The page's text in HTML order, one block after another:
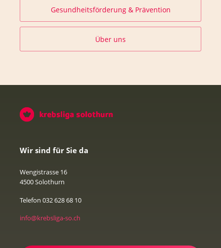
Gesundheitsförderung & Prävention
Über uns
Wir sind für Sie da
Wengistrasse 16
4500 Solothurn
Telefon 032 628 68 10
info@krebsliga-so.ch